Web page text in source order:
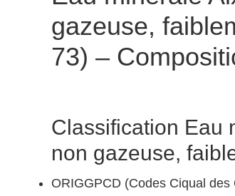
gazeuse,
73) –
Classification Eau
non gazeuse,
ORIGGPCD (Codes Ciqual des